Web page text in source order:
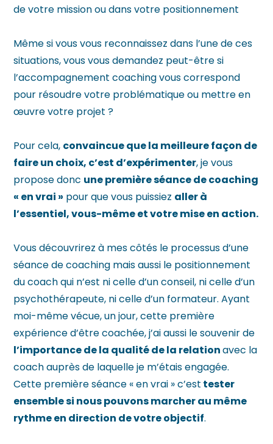
de votre mission ou dans votre positionnement
Même si vous vous reconnaissez dans l’une de ces
situations, vous vous demandez peut-être si
l’accompagnement coaching vous correspond
pour résoudre votre problématique ou mettre en
œuvre votre projet ?
Pour cela, convaincue que la meilleure façon de
faire un choix, c’est d’expérimenter, je vous
propose donc une première séance de coaching
« en vrai » pour que vous puissiez aller à
l’essentiel, vous-même et votre mise en action.
Vous découvrirez à mes côtés le processus d’une
séance de coaching mais aussi le positionnement
du coach qui n’est ni celle d’un conseil, ni celle d’un
psychothérapeute, ni celle d’un formateur. Ayant
moi-même vécue, un jour, cette première
expérience d’être coachée, j’ai aussi le souvenir de
l’importance de la qualité de la relationavec la
coach auprès de laquelle je m’étais engagée.
Cette première séance « en vrai » c’est tester
ensemble si nous pouvons marcher au même
rythme en direction de votre objectif.